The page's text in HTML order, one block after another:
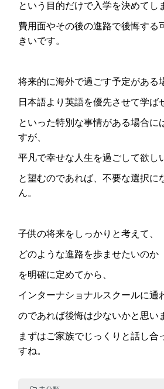
という目的だけで入学を決めてし
費用面やその後の進路で後悔する
きいです。
将来的に海外で過ごす予定がある
日本語より英語を優先させて学ば
といった特別な事情がある場合に
すが、
平凡で幸せな人生を過ごして欲し
と望むのであれば、不要な選択に
ん。
子供の将来をしっかりと考えて、
どのような進路を歩ませたいのか
を明確に定めてから、
インターナショナルスクールに通
のであれば後悔は少ないかと思い
まずはご家族でじっくりと話し合
すね。